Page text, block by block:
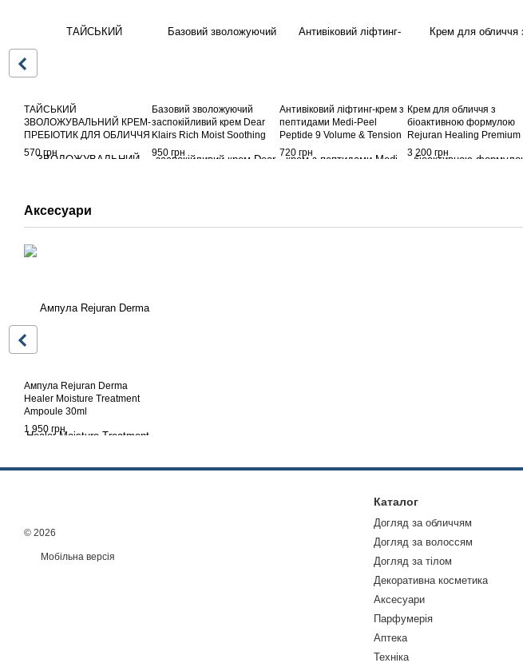
ТАЙСЬКИЙ
ЗВОЛОЖУВАЛЬНИЙ КРЕМ-
ПРЕБІОТИК ДЛЯ ОБЛИЧЧЯ
FACY: 8 ВИДІВ
ГІАЛУРОНОВОЇ КИСЛОТИ І
570 грн
Базовий зволожуючий
заспокійливий крем Dear
Klairs Rich Moist Soothing
Cream, 80 г
950 грн
Антивіковий ліфтинг-крем з
пептидами Medi-Peel
Peptide 9 Volume & Tension
Tox Cream Pro, 50 мл
720 грн
Крем для обличчя з
біоактивною формулою
Rejuran Healing Premium
Activator Cream 50ml
3 200 грн
Аксесуари
Ампула Rejuran Derma
Healer Moisture Treatment
Ampoule 30ml
1 950 грн
© 2026
Мобільна версія
Каталог
Догляд за обличчям
Догляд за волоссям
Догляд за тілом
Декоративна косметика
Аксесуари
Парфумерія
Аптека
Техніка